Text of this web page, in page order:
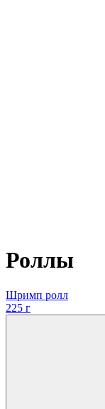
Роллы
Шримп ролл
225 г